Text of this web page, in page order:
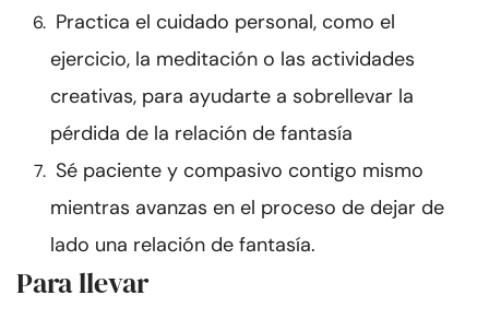
Practica el cuidado personal, como el
ejercicio, la meditación o las actividades
creativas, para ayudarte a sobrellevar la
pérdida de la relación de fantasía
Sé paciente y compasivo contigo mismo
mientras avanzas en el proceso de dejar de
lado una relación de fantasía.
Para llevar